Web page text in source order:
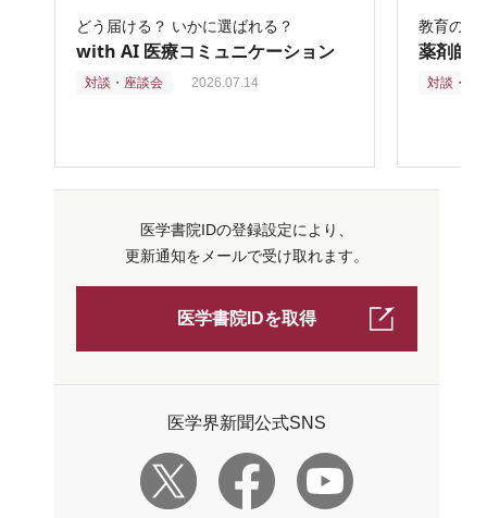
どう届ける？ いかに選ばれる？
with AI 医療コミュニケーション
対談・座談会 2026.07.14
教育の再
薬剤師
対談・座
医学書院IDの登録設定により、
更新通知をメールで受け取れます。
医学書院IDを取得
医学界新聞公式SNS